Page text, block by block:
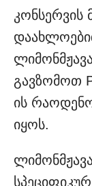
კონსერვის
გავზომოთ
ის
იყოს.